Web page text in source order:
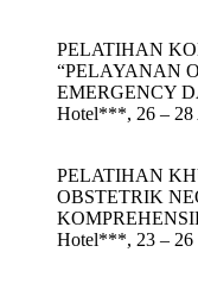
PELATIHAN
“PELAYANAN
EMERGENCY
Hotel***, 26 – 28
PELATIHAN
OBSTETRIK
Hotel***, 23 – 26